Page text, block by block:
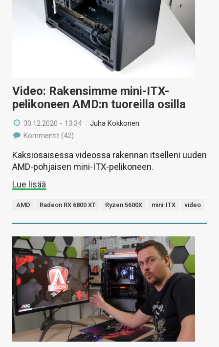
Video: Rakensimme mini-ITX-
pelikoneen AMD:n tuoreilla osilla
30.12.2020 - 13:34 /Juha Kokkonen
Kommentit (42)
Kaksiosaisessa videossa rakennan itselleni uuden
AMD-pohjaisen mini-ITX-pelikoneen.
Lue lisää
AMD Radeon RX 6800 XT Ryzen 5600X mini-ITX video